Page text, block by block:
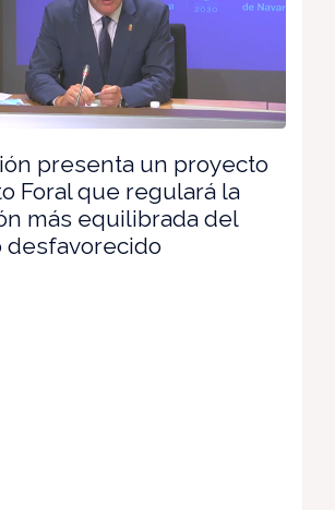
presenta un proyecto
Foral que regulará la
más equilibrada del
desfavorecido